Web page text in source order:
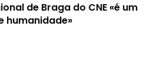
de Braga do CNE «é um
humanidade»